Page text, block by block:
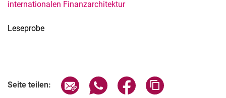
internationalen Finanzarchitektur
Leseprobe
Seite teilen: Seite über E-Mail teilen
Seite über WhatsApp teilen
Seite über Facebook